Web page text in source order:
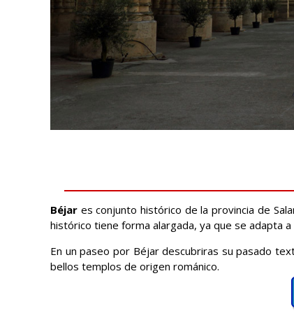
Béjar es conjunto histórico de la provincia de
histórico tiene forma alargada, ya que se adapta
En un paseo por Béjar descubriras su pasado
bellos templos de origen románico.